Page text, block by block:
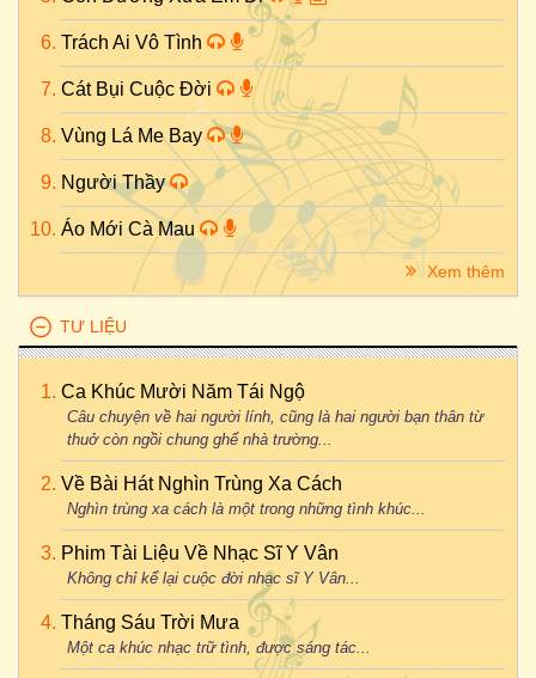
Trách Ai Vô Tình
Cát Bụi Cuộc Đời
Vùng Lá Me Bay
Người Thầy
Áo Mới Cà Mau
Xem thêm
TƯ LIỆU
Ca Khúc Mười Năm Tái Ngộ
Câu chuyện về hai người lính, cũng là hai người bạn thân từ
thuở còn ngồi chung ghế nhà trường...
Về Bài Hát Nghìn Trùng Xa Cách
Nghìn trùng xa cách là một trong những tình khúc...
Phim Tài Liệu Về Nhạc Sĩ Y Vân
Không chỉ kể lại cuộc đời nhạc sĩ Y Vân...
Tháng Sáu Trời Mưa
Một ca khúc nhạc trữ tình, được sáng tác...